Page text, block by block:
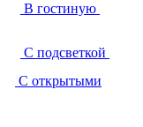
В гостиную
С подсветкой
С открытыми